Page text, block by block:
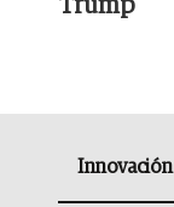
Trump
Innovación